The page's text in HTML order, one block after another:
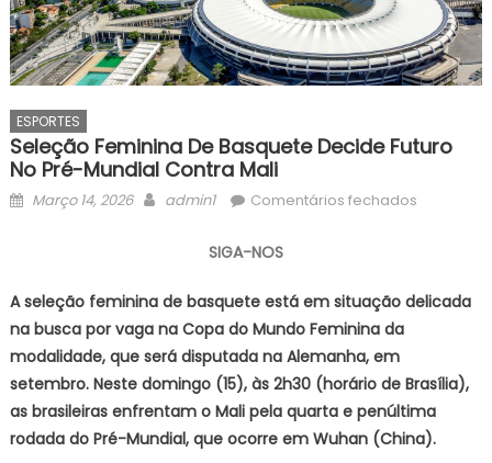
ESPORTES
Seleção Feminina De Basquete Decide Futuro
No Pré-Mundial Contra Mali
Posted
Março 14, 2026 Author
admin1 Comentários fechadosem
basquete
no
Mundial
contra
SIGA-NOS
A seleção feminina de basquete está em situação delicada
na busca por vaga na Copa do Mundo Feminina da
modalidade, que será disputada na Alemanha, em
setembro. Neste domingo (15), às 2h30 (horário de Brasília),
as brasileiras enfrentam o Mali pela quarta e penúltima
rodada do Pré-Mundial, que ocorre em Wuhan (China).